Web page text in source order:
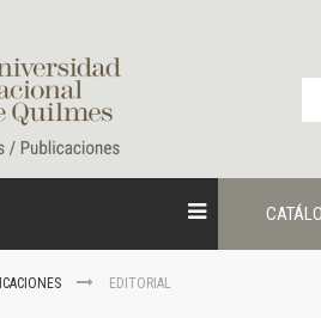
EDITORIAL